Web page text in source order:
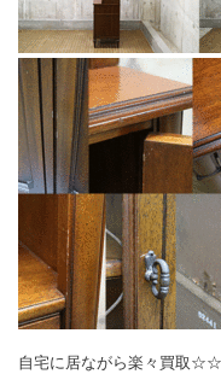
自宅に居ながら楽々買取